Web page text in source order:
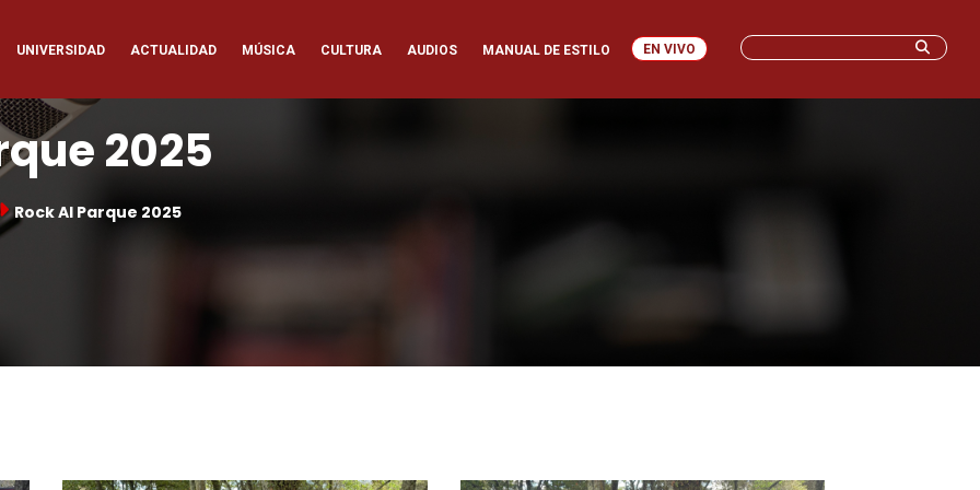
UNIVERSIDAD ACTUALIDAD MÚSICA CULTURA AUDIOS MANUAL DE ESTILO EN VIVO
2025
Rock Al Parque 2025